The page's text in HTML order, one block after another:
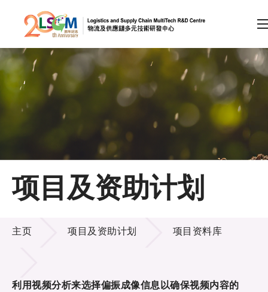
跳到内容（按回车键）
会员登录
A A EN 繁 简
主页
关于LSCM
技术商品化
合作计划
项目及资助计划
项目及资助计划
主页 项目及资助计划 项目资料库
利用视频分析来选择偏振成像信息以确保视频内容的